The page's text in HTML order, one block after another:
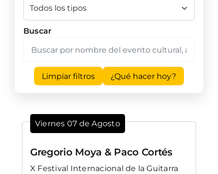
Buscar
Limpiar filtros ¿Qué hacer hoy?
Viernes 07 de Agosto
Gregorio Moya & Paco Cortés
X Festival Internacional de la Guitarra